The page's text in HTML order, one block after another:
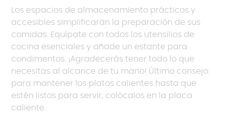
Los espacios de almacenamiento prácticos y
accesibles simplificarán la preparación de sus
comidas. Equípate con todos los utensilios de
cocina esenciales y añade un estante para
condimentos. ¡Agradecerás tener todo lo que
necesitas al alcance de tu mano! Último consejo:
para mantener los platos calientes hasta que
estén listos para servir, colócalos en la placa
caliente.